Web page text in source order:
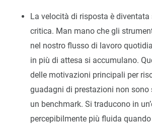
La velocità di risposta è diventata
critica. Man mano che gli
nel nostro flusso di lavoro
in più di attesa si accumulano.
delle motivazioni principali per
guadagni di prestazioni non sono
un benchmark. Si traducono in
percepibilmente più fluida